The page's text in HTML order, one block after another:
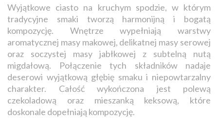
Wyjątkowe ciasto na kruchym spodzie, w którym
tradycyjne smaki tworzą harmonijną i bogatą
kompozycję. Wnętrze wypełniają warstwy
aromatycznej masy makowej, delikatnej masy serowej
oraz soczystej masy jabłkowej z subtelną nutą
migdałową. Połączenie tych składników nadaje
deserowi wyjątkową głębię smaku i niepowtarzalny
charakter. Całość wykończona jest polewą
czekoladową oraz mieszanką keksową, które
doskonale dopełniają kompozycję.